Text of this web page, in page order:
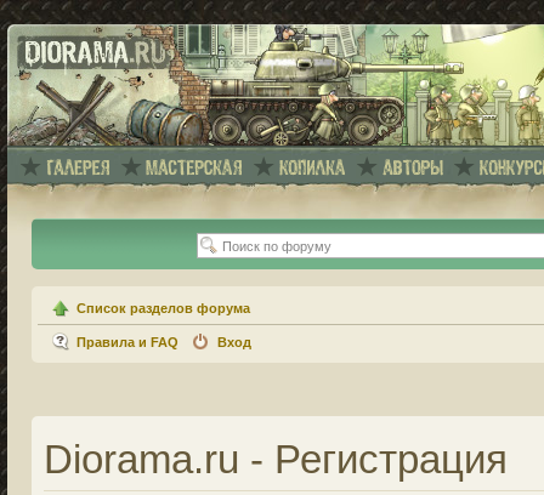
Список разделов форума
Правила и FAQ Вход
Diorama.ru - Регистрация